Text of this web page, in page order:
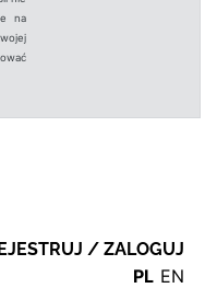
na
/ ZALOGUJ
PL EN